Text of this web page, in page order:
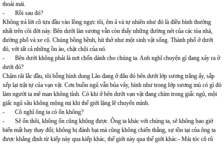
thoải mái.
- Rồi sau đó?
Không trả lời cô tựa đầu vào lồng ngực tôi, êm ả và tự nhiên như đó là điều bình thường
nhất trên cõi đời này. Bên dưới làn sương vẫn còn thấy những đường nét của các tòa nhà,
đường phố và xe cộ. Chúng bồng bềnh, hít thở như một sinh vật sống. Thành phố ở dưới
đó, với tất cả những ồn ào, chật chội của nó.
- Bên dưới không phải là nơi chốn dành cho chúng ta. Anh nghĩ chuyện gì đang xảy ra ở
dưới đó?
Chậm rãi lắc đầu, tôi bỗng hình dung Lão đang ở đâu đó bên dưới lớp sương trắng ấy, sắp
xếp lại trật tự của vạn vật. Cơn buồn ngủ vẫn bủa vây, hình như trong lớp sương mù có gì đó
làm người ta mê man không tỉnh. Có khi ở bên dưới vạn vật đang chìm trong giấc ngủ, một
giấc ngủ sâu không mộng mị khi thế giới lặng lẽ chuyển mình.
- Cô nghĩ ông ta có ổn không?
- Sẽ ổn thôi, không ổn cũng không được. Ông ta khác với chúng ta, sẽ không bao giờ
biến mất hay thay đổi; không bị đánh bại mà cũng không chiến thắng, sự tồn tại của ông ta
được khẳng định từ kiếp này qua kiếp khác, thế giới này qua thế giới khác.- Mái tóc cô rũ